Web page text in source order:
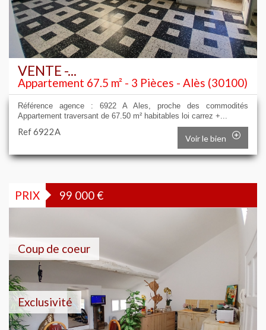
VENTE -...
Appartement 67.5 m² - 3 Pièces - Alès (30100)
Référence agence : 6922 A Ales, proche des commodités
Appartement traversant de 67.50 m² habitables loi carrez +...
Ref 6922A
Voir le bien
PRIX 99 000€
Exclusivité
Coup de coeur